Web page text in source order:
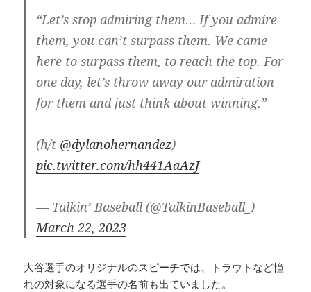
“Let’s stop admiring them… If you admire
them, you can’t surpass them. We came
here to surpass them, to reach the top. For
one day, let’s throw away our admiration
for them and just think about winning.”
(h/t @dylanohernandez)
pic.twitter.com/hh441AaAzJ
— Talkin’ Baseball (@TalkinBaseball_)
March 22, 2023
大谷選手のオリジナルのスピーチでは、トラウトなど憧
れの対象になる選手の名前も出ていました。